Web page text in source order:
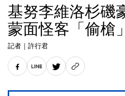
基努李維洛杉
蒙面怪客「偷槍
記者 ｜ 許行君